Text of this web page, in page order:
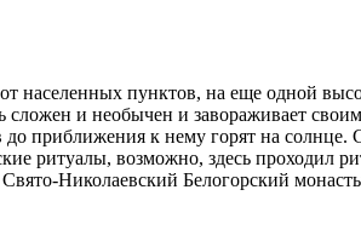
населенных пунктов, на еще одной
и необычен и завораживает
приближения к нему горят на
ритуалы, возможно, здесь
Николаевский Белогорский